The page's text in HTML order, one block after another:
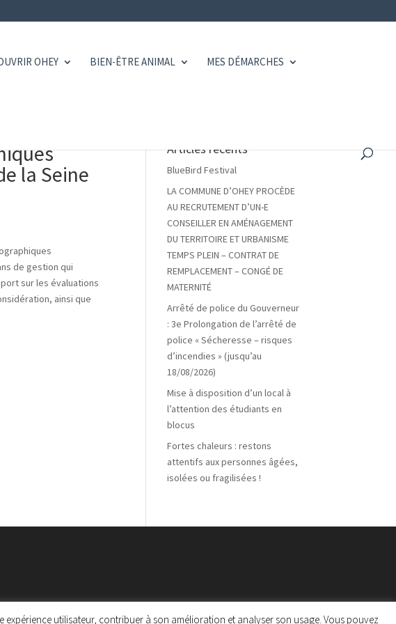
OHEY BIEN-ÊTRE ANIMAL MES DÉMARCHES
la Seine
de gestion qui
sur les évaluations
ainsi que
Articles récents
BlueBird Festival
LA COMMUNE D’OHEY PROCÈDE
AU RECRUTEMENT D’UN-E
CONSEILLER EN AMÉNAGEMENT
DU TERRITOIRE ET URBANISME
TEMPS PLEIN – CONTRAT DE
REMPLACEMENT – CONGÉ DE
MATERNITÉ
Arrêté de police du Gouverneur
: 3e Prolongation de l’arrêté de
police « Sécheresse – risques
d’incendies » (jusqu’au
18/08/2026)
Mise à disposition d’un local à
l’attention des étudiants en
blocus
Fortes chaleurs : restons
attentifs aux personnes âgées,
isolées ou fragilisées !
utilisateur, contribuer à son amélioration et analyser son usage. Vous pouvez